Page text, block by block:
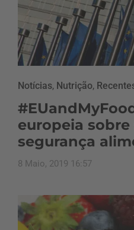
Notícias, Nutrição,
europeia
segurança
8 Maio, 2019 16:57